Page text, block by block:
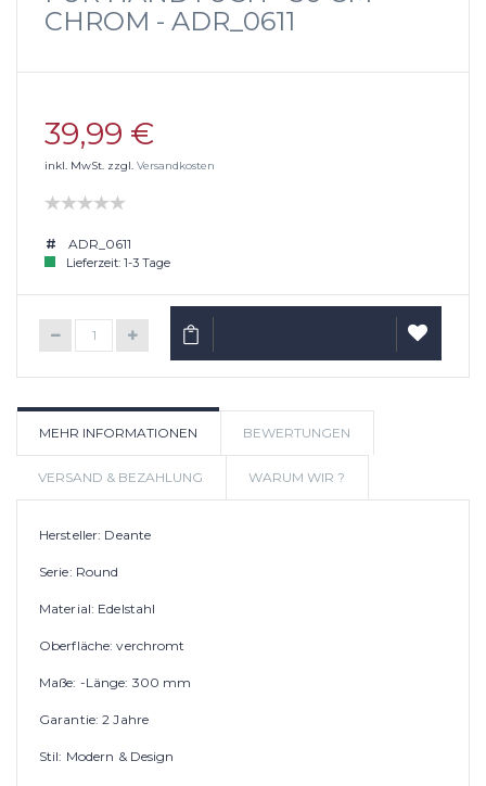
CHROM - ADR_0611
39,99 €
inkl. MwSt. zzgl. Versandkosten
ADR_0611
Lieferzeit: 1-3 Tage
IN DEN WARENKORB
MEHR INFORMATIONEN BEWERTUNGEN
VERSAND & BEZAHLUNG WARUM WIR ?
Hersteller: Deante
Serie: Round
Material: Edelstahl
Oberfläche: verchromt
Maße: -Länge: 300 mm
Garantie: 2 Jahre
Stil: Modern & Design